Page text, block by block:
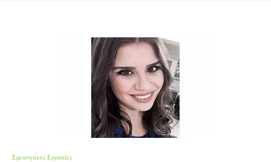
Ερευνητικές Εργασίες